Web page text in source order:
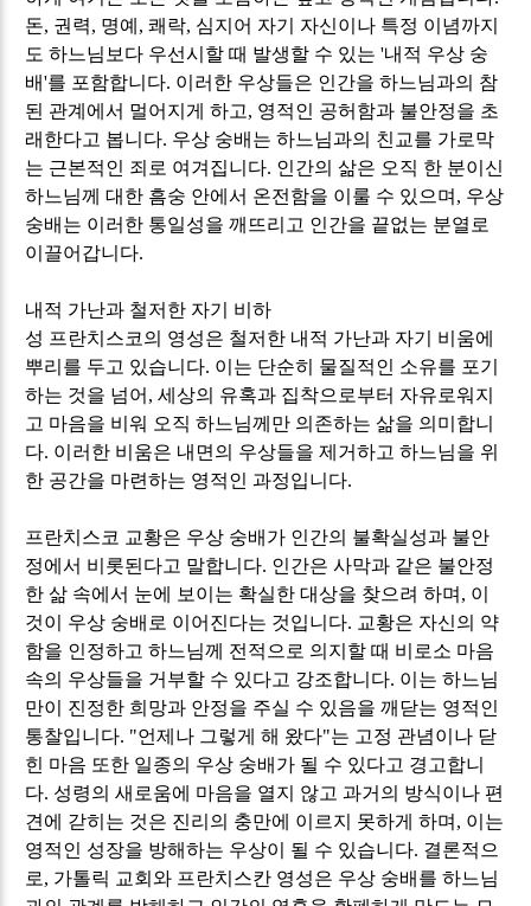
돈, 권력, 명예 ,쾌락, 심지어 자기 자신이나 특정 이념까지
도 하느님보다 우선시할 때 발생할 수 있는'내적 우상 숭
배'를 포함합니다. 이러한 우상들은 인간을 하느님과의 참
된 관계에서 멀어지게 하고, 영적인 공허함과 불안정을 초
래한다고 봅니다. 우상 숭배는 하느님과의 친교를 가로막
는 근본적인 죄로 여겨집니다. 인간의 삶은 오직 한 분이신
하느님께 대한 흠숭 안에서 온전함을 이룰 수 있으며 , 우상
숭배는 이러한 통일성을 깨뜨리고 인간을 끝없는 분열로
이끌어갑니다.
내적 가난과 철저한 자기 비하
성 프란치스코의 영성은 철저한 내적 가난과 자기 비움에
뿌리를 두고 있습니다. 이는 단순히 물질적인 소유를 포기
하는 것을 넘어 ,세상의 유혹과 집착으로부터 자유로워지
고 마음을 비워 오직 하느님께만 의존하는 삶을 의미합니
다. 이러한 비움은 내면의 우상들을 제거하고 하느님을 위
한 공간을 마련하는 영적인 과정입니다.
프란치스코 교황은 우상 숭배가 인간의 불확실성과 불안
정에서 비롯된다고 말합니다. 인간은 사막과 같은 불안정
한 삶 속에서 눈에 보이는 확실한 대상을 찾으려 하며 , 이
것이 우상 숭배로 이어진다는 것입니다. 교황은 자신의 약
함을 인정하고 하느님께 전적으로 의지할 때 비로소 마음
속의 우상들을 거부할 수 있다고 강조합니다. 이는 하느님
만이 진정한 희망과 안정을 주실 수 있음을 깨닫는 영적인
통찰입니다. "언제나 그렇게 해 왔다"는 고정 관념이나 닫
힌 마음 또한 일종의 우상 숭배가 될 수 있다고 경고합니
다. 성령의 새로움에 마음을 열지 않고 과거의 방식이나 편
견에 갇히는 것은 진리의 충만에 이르지 못하게 하며 , 이는
영적인 성장을 방해하는 우상이 될 수 있습니다. 결론적으
로, 가톨릭 교회와 프란치스칸 영성은 우상 숭배를 하느님